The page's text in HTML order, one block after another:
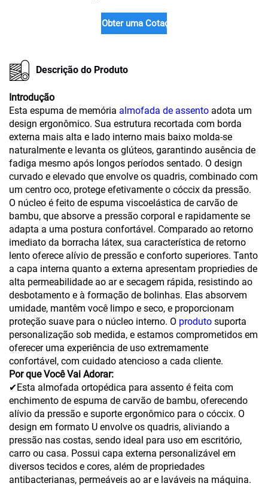
Obter uma Cotação
Descrição do Produto
Introdução
Esta espuma de memória almofada de assento adota um
design ergonômico. Sua estrutura recortada com borda
externa mais alta e lado interno mais baixo molda-se
naturalmente e levanta os glúteos, garantindo ausência de
fadiga mesmo após longos períodos sentado. O design
curvado e elevado que envolve os quadris, combinado com
um centro oco, protege efetivamente o cóccix da pressão.
O núcleo é feito de espuma viscoelástica de carvão de
bambu, que absorve a pressão corporal e rapidamente se
adapta a uma postura confortável. Comparado ao retorno
imediato da borracha látex, sua característica de retorno
lento oferece alívio de pressão e conforto superiores. Tanto
a capa interna quanto a externa apresentam propriedies de
alta permeabilidade ao ar e secagem rápida, resistindo ao
desbotamento e à formação de bolinhas. Elas absorvem
umidade, mantêm você limpo e seco, e proporcionam
proteção suave para o núcleo interno. O produto suporta
personalização sob medida, e estamos comprometidos em
oferecer uma experiência de uso extremamente
confortável, com cuidado atencioso a cada cliente.
Por que Você Vai Adorar:
✔Esta almofada ortopédica para assento é feita com
enchimento de espuma de carvão de bambu, oferecendo
alívio da pressão e suporte ergonômico para o cóccix. O
design em formato U envolve os quadris, aliviando a
pressão nas costas, sendo ideal para uso em escritório,
carro ou casa. Possui capa externa personalizável em
diversos tecidos e cores, além de propriedades
antibacterianas, permeáveis ao ar e laváveis na máquina.